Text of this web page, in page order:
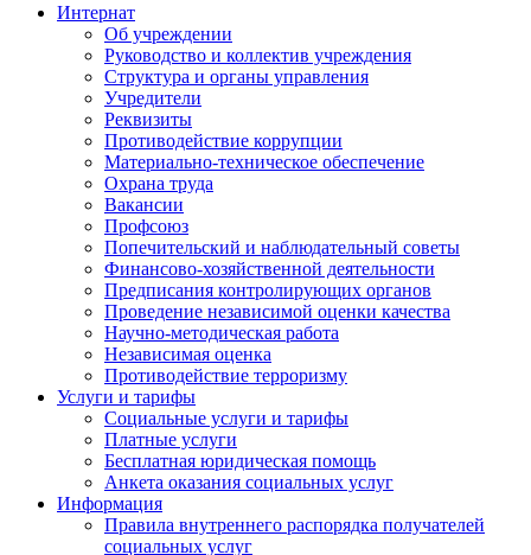
Интернат
Об учреждении
Руководство и коллектив учреждения
Структура и органы управления
Учредители
Реквизиты
Противодействие коррупции
Материально-техническое обеспечение
Охрана труда
Вакансии
Профсоюз
Попечительский и наблюдательный советы
Финансово-хозяйственной деятельности
Предписания контролирующих органов
Проведение независимой оценки качества
Научно-методическая работа
Независимая оценка
Противодействие терроризму
Услуги и тарифы
Социальные услуги и тарифы
Платные услуги
Бесплатная юридическая помощь
Анкета оказания социальных услуг
Информация
Правила внутреннего распорядка получателей
социальных услуг